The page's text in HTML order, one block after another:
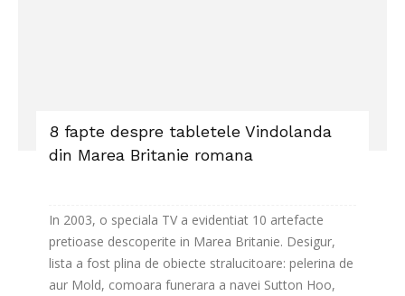
8 fapte despre tabletele Vindolanda
din Marea Britanie romana
In 2003, o speciala TV a evidentiat 10 artefacte
pretioase descoperite in Marea Britanie. Desigur,
lista a fost plina de obiecte stralucitoare: pelerina de
aur Mold, comoara funerara a navei Sutton Hoo,